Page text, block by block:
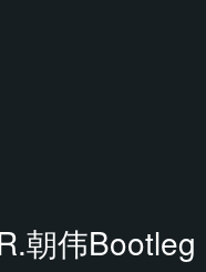
朝伟Bootleg